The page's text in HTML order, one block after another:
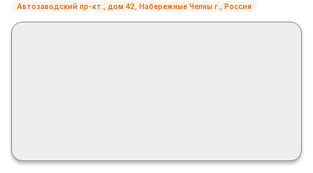
Автозаводский пр-кт., дом 42, Набережные Челны г., Россия